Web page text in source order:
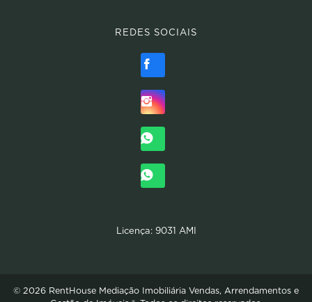
REDES SOCIAIS
Licença: 9031 AMI
© 2026 RentHouse Mediação Imobiliária Vendas, Arrendamentos e